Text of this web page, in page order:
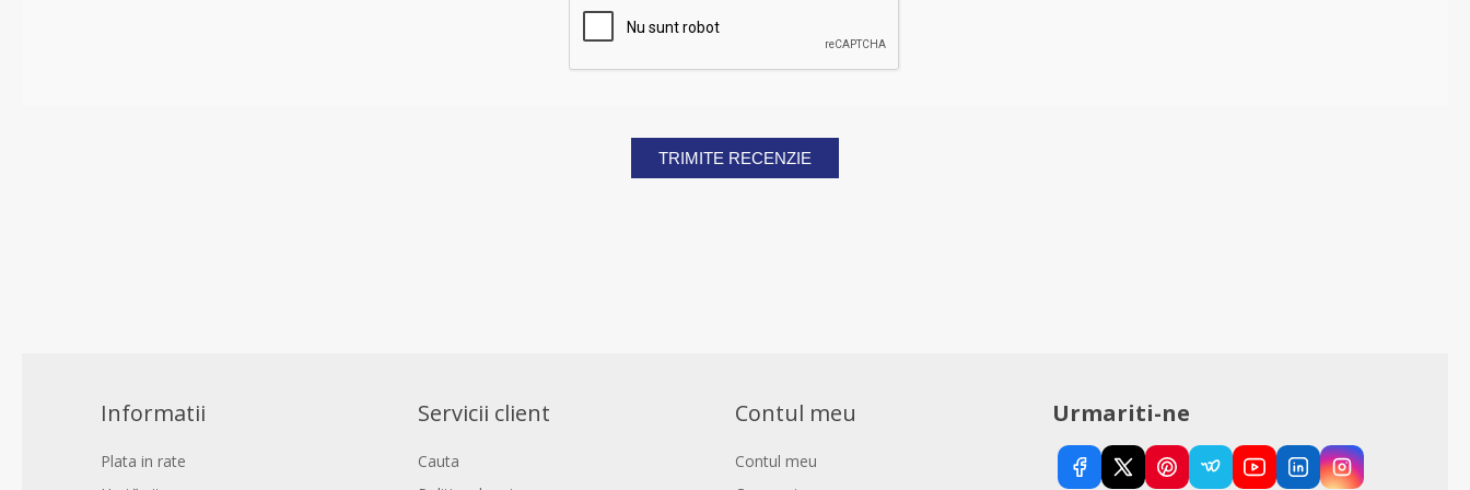
TRIMITE RECENZIE
Informatii
Plata in rate
Servicii client
Cauta
Contul meu
Contul meu
Urmariti-ne